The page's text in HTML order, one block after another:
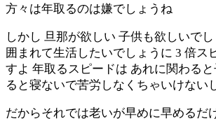
方々は年取るのは嫌でしょうね
しかし 旦那が欲しい 子供も欲しいで
囲まれて生活したいでしょうに 3 倍ス
すよ 年取るスピードは あれに関わる
ると寝ないで苦労しなくちゃいけない
だからそれでは老いが早めに早めるだ